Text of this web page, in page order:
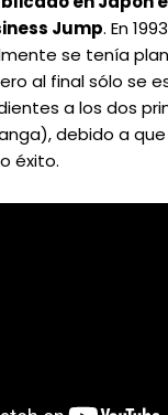
Jump. En
se tenía
al final sólo se
a los dos
debido a
éxito.